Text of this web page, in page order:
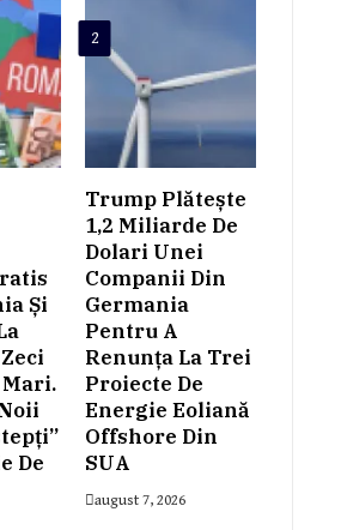
Și
Mari.
De
2
Trump Plătește
1,2 Miliarde De
Dolari Unei
Companii Din
Germania
Pentru A
Renunța La Trei
Proiecte De
Energie Eoliană
Offshore Din
SUA
august 7, 2026